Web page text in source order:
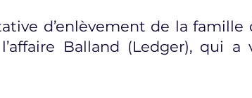
d’enlèvement de la
Balland (Ledger), qui